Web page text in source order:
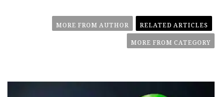
RELATED ARTICLES
MORE FROM AUTHOR
MORE FROM CATEGORY